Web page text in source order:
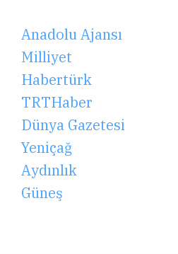
Anadolu Ajansı
Milliyet
Habertürk
TRTHaber
Dünya Gazetesi
Yeniçağ
Aydınlık
Güneş